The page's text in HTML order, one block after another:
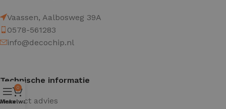
Vaassen, Aalbosweg 39A
0578-561283
info@decochip.nl
Technische informatie
Product advies
Menu
0